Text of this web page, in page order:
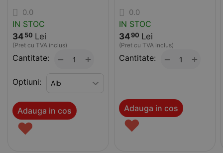
0.0
IN STOC
34 50 Lei
(Pret cu TVA inclus)
Cantitate: +
−
Optiuni:
Adauga in cos
♥
0.0
IN STOC
3490 Lei
(Pret cu TVA inclus)
Cantitate: +
−
Adauga in cos
♥